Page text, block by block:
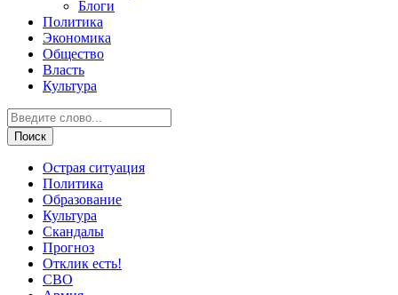
Блоги
Политика
Экономика
Общество
Власть
Культура
Острая ситуация
Политика
Образование
Культура
Скандалы
Прогноз
Отклик есть!
СВО